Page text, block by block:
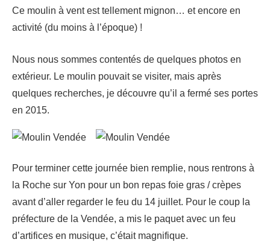
Ce moulin à vent est tellement mignon… et encore en
activité (du moins à l’époque) !
Nous nous sommes contentés de quelques photos en
extérieur. Le moulin pouvait se visiter, mais après
quelques recherches, je découvre qu’il a fermé ses portes
en 2015.
Pour terminer cette journée bien remplie, nous rentrons à
la Roche sur Yon pour un bon repas foie gras / crèpes
avant d’aller regarder le feu du 14 juillet. Pour le coup la
préfecture de la Vendée, a mis le paquet avec un feu
d’artifices en musique, c’était magnifique.